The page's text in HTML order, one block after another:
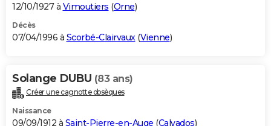
12/10/1927 à Vimoutiers (Orne)
Décès
07/04/1996 à Scorbé-Clairvaux(Vienne)
Solange DUBU (83 ans)
Créer une cagnotte obsèques
Naissance
09/09/1912 à Saint-Pierre-en-Auge (Calvados)